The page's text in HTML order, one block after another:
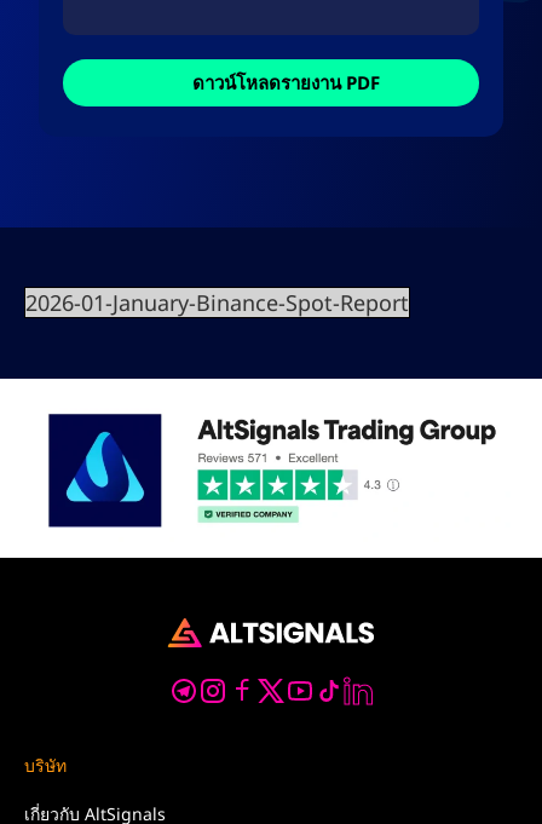
ดาวน์โหลดรายงาน PDF
2026-01-January-Binance-Spot-Report
บริษัท
เกี่ยวกับ AltSignals